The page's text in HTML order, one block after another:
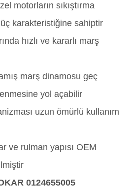
motorların sıkıştırma
karakteristiğine sahiptir
hızlı ve kararlı marş
marş dinamosu geç
yol açabilir
uzun ömürlü kullanım
ve rulman yapısı OEM
0124655005